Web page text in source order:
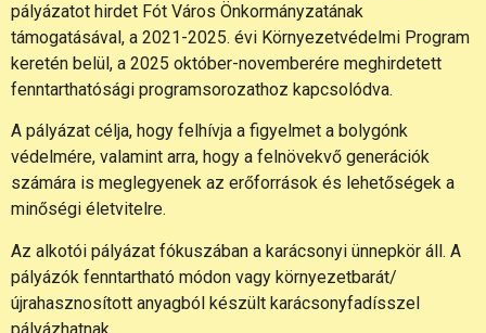
pályázatot hirdet Fót Város Önkormányzatának
támogatásával, a 2021-2025. évi Környezetvédelmi Program
keretén belül, a 2025 október-novemberére meghirdetett
fenntarthatósági programsorozathoz kapcsolódva.
A pályázat célja, hogy felhívja a figyelmet a bolygónk
védelmére, valamint arra, hogy a felnövekvő generációk
számára is meglegyenek az erőforrások és lehetőségek a
minőségi életvitelre.
Az alkotói pályázat fókuszában a karácsonyi ünnepkör áll. A
pályázók fenntartható módon vagy környezetbarát/
újrahasznosított anyagból készült karácsonyfadísszel